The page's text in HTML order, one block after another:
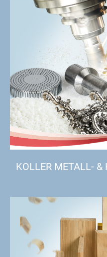
KOLLER METALL- &